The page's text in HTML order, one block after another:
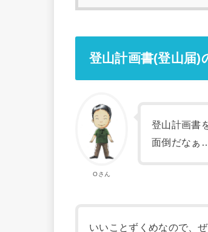
登山計画書(登山届)
Oさん
登山計画書
面倒だなぁ
いいことずくめなので、